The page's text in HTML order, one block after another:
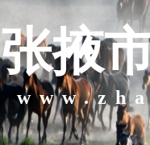
张掖